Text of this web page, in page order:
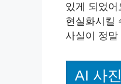
있게 되었
현실화시킬
사실이 정
AI 사